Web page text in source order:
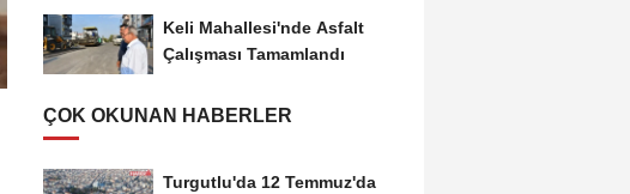
Keli Mahallesi'nde Asfalt
Çalışması Tamamlandı
ÇOK OKUNAN HABERLER
Turgutlu'da 12 Temmuz'da